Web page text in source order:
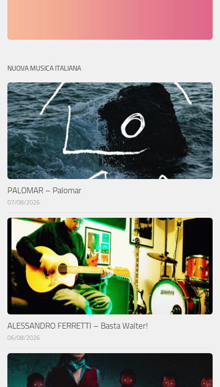
NUOVA MUSICA ITALIANA
PALOMAR – Palomar
07/08/2026
ALESSANDRO FERRETTI – Basta Walter!
06/08/2026